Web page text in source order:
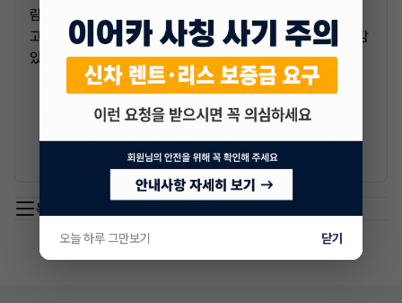
람이 된다는 것은 자신의 행동의 책임을 지는것과 같습니다.
고객님들께서 문의 주시는 내용 하나 하나를 성실하고 책임감
있게 행동으로 실천해 나가도록 하겠습니다.
목록 이동
오늘 하루 그만보기 닫기